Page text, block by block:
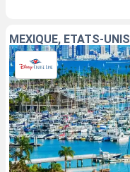
MEXIQUE, ÉTATS-UNIS